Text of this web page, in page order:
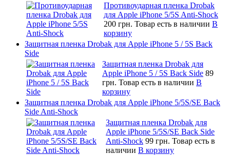
Противоударная пленка Drobak
для Apple iPhone 5/5S Anti-Shock
200 грн. Товар есть в наличии В
корзину
Защитная пленка Drobak для Apple iPhone 5 / 5S Back
Side
Защитная пленка Drobak для
Apple iPhone 5 / 5S Back Side 89
грн. Товар есть в наличии В
корзину
Защитная пленка Drobak для Apple iPhone 5/5S/SE Back
Side Anti-Shock
Защитная пленка Drobak для
Apple iPhone 5/5S/SE Back Side
Anti-Shock 99 грн. Товар есть в
наличии В корзину